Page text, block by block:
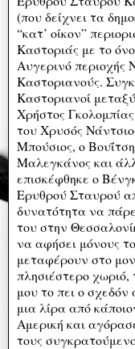
(που δείχνει τα
“κατ’ οίκον”
Καστοριάς με το
Αυγερινό περιοχής
Καστοριανούς.
Καστοριανοί
Χρήστος
του Χρυσός
Μπούσιος, ο
Μαλεγκάνος και
επισκέφθηκε ο
Ερυθρού Σταυρού
δυνατότητα να
του στην
να αφήσει μόνους
μεταφέρουν στο
πλησιέστερο
μου το πει ο σχεδόν
μια λίρα από
Αμερική και
τους